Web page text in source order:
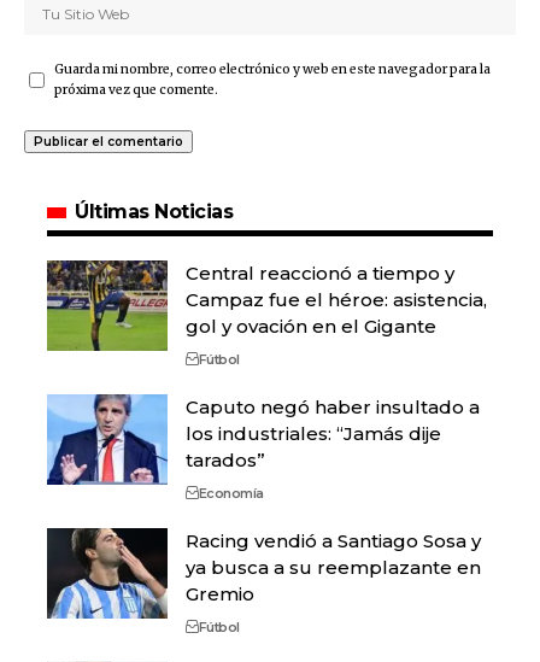
Guarda mi nombre, correo electrónico y web en este navegador para la
próxima vez que comente.
Últimas Noticias
Central reaccionó a tiempo y
Campaz fue el héroe: asistencia,
gol y ovación en el Gigante
Fútbol
Caputo negó haber insultado a
los industriales: “Jamás dije
tarados”
Economía
Racing vendió a Santiago Sosa y
ya busca a su reemplazante en
Gremio
Fútbol